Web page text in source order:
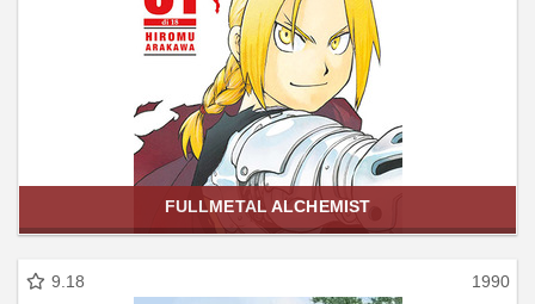
FULLMETAL ALCHEMIST
9.18 1990